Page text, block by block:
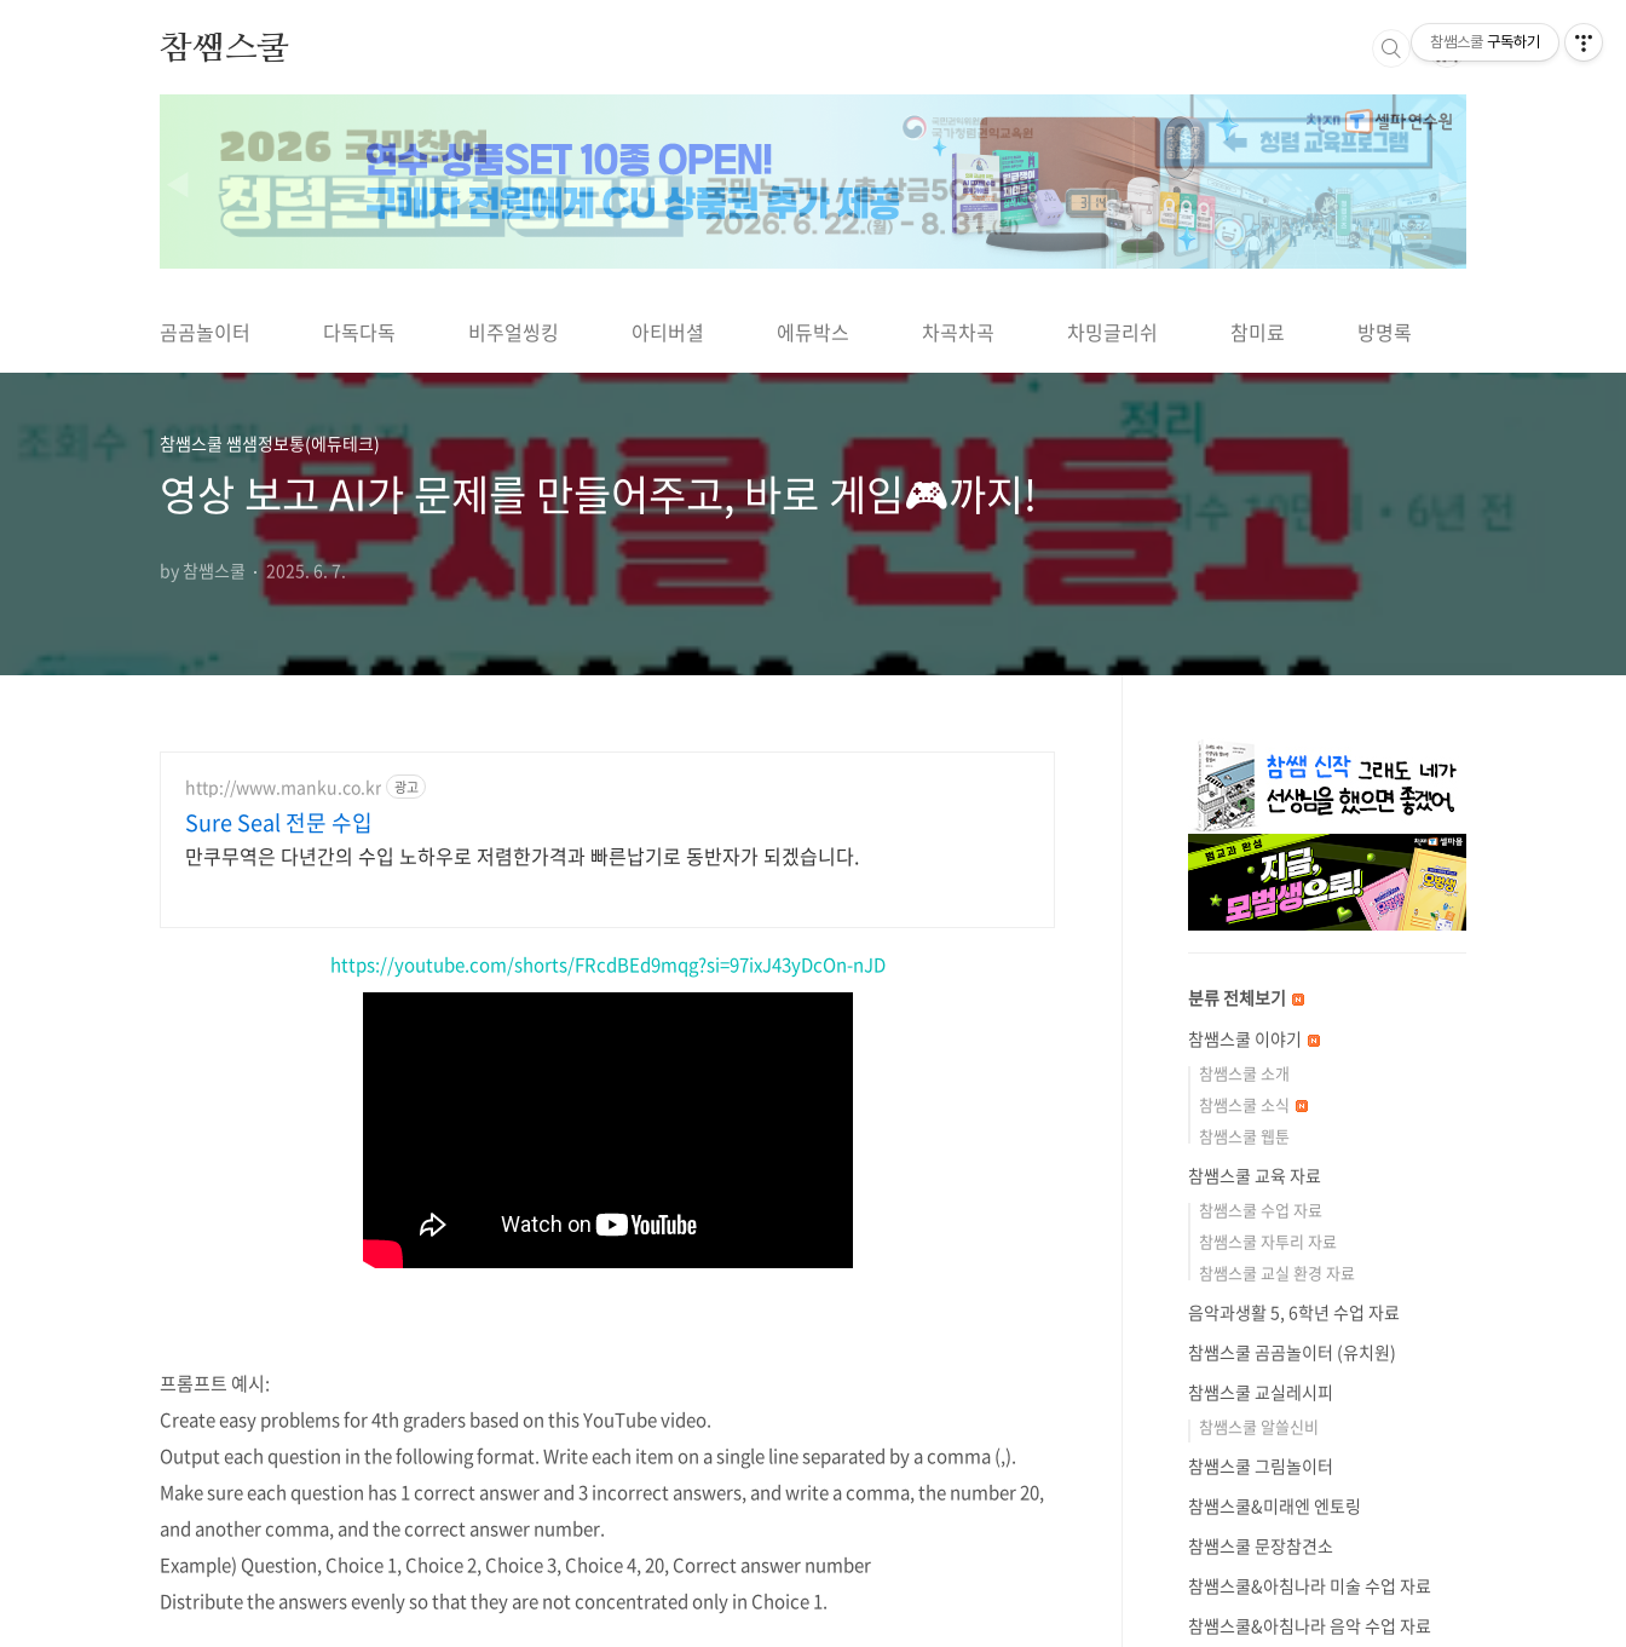
참쌤스쿨
▶
곰곰놀이터 다독다독 비주얼씽킹 아티버셜 에듀박스 차곡차곡 차밍글리쉬 참미료 방명록
참쌤스쿨 쌤샘정보통(에듀테크)
영상 보고 AI가 문제를 만들어주고, 바로 게임🎮까지!
by 참쌤스쿨 2025. 6. 7.
http://www.manku.co.kr 광고
Sure Seal 전문 수입
만쿠무역은 다년간의 수입 노하우로 저렴한가격과 빠른납기로 동반자가 되겠습니다.
https://youtube.com/shorts/FRcdBEd9mqg?si=97ixJ43yDcOn-nJD
프롬프트 예시:
Create easy problems for 4th graders based on this YouTube video.
Output each question in the following format. Write each item on a single line separated by a comma (,).
Make sure each question has 1 correct answer and 3 incorrect answers, and write a comma, the number 20,
and another comma, and the correct answer number.
Example) Question, Choice 1, Choice 2, Choice 3, Choice 4, 20, Correct answer number
Distribute the answers evenly so that they are not concentrated only in Choice 1.
분류 전체보기
참쌤스쿨 이야기
참쌤스쿨 소개
참쌤스쿨 소식
참쌤스쿨 웹툰
참쌤스쿨 교육 자료
참쌤스쿨 수업 자료
참쌤스쿨 자투리 자료
참쌤스쿨 교실 환경 자료
음악과생활 5, 6학년 수업 자료
참쌤스쿨 곰곰놀이터 (유치원)
참쌤스쿨 교실레시피
참쌤스쿨 알쓸신비
참쌤스쿨 그림놀이터
참쌤스쿨&미래엔 엔토링
참쌤스쿨 문장참견소
참쌤스쿨&아침나라 미술 수업 자료
참쌤스쿨&아침나라 음악 수업 자료
참쌤스쿨 구독하기